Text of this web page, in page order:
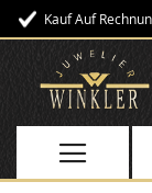
Kauf Auf
Direkt
Inhalt